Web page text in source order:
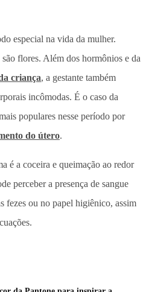
especial na vida da mulher.
flores. Além dos hormônios e da
criança, a gestante também
incômodas. É o caso da
populares nesse período por
do útero.
é a coceira e queimação ao redor
perceber a presença de sangue
fezes ou no papel higiênico, assim